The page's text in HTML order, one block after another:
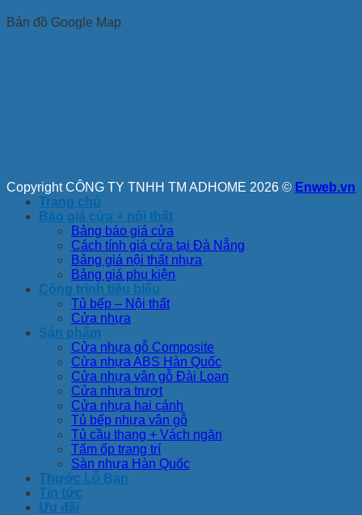
Bản đồ Google Map
Copyright CÔNG TY TNHH TM ADHOME 2026 © Enweb.vn
Trang chủ
Báo giá cửa + nội thất
Bảng báo giá cửa
Cách tính giá cửa tại Đà Nẵng
Bảng giá nội thất nhựa
Bảng giá phụ kiện
Công trình tiêu biểu
Tủ bếp – Nội thất
Cửa nhựa
Sản phẩm
Cửa nhựa gỗ Composite
Cửa nhựa ABS Hàn Quốc
Cửa nhựa vân gỗ Đài Loan
Cửa nhựa trượt
Cửa nhựa hai cánh
Tủ bếp nhựa vân gỗ
Tủ cầu thang + Vách ngăn
Tấm ốp trang trí
Sàn nhựa Hàn Quốc
Thước Lỗ Ban
Tin tức
Ưu đãi